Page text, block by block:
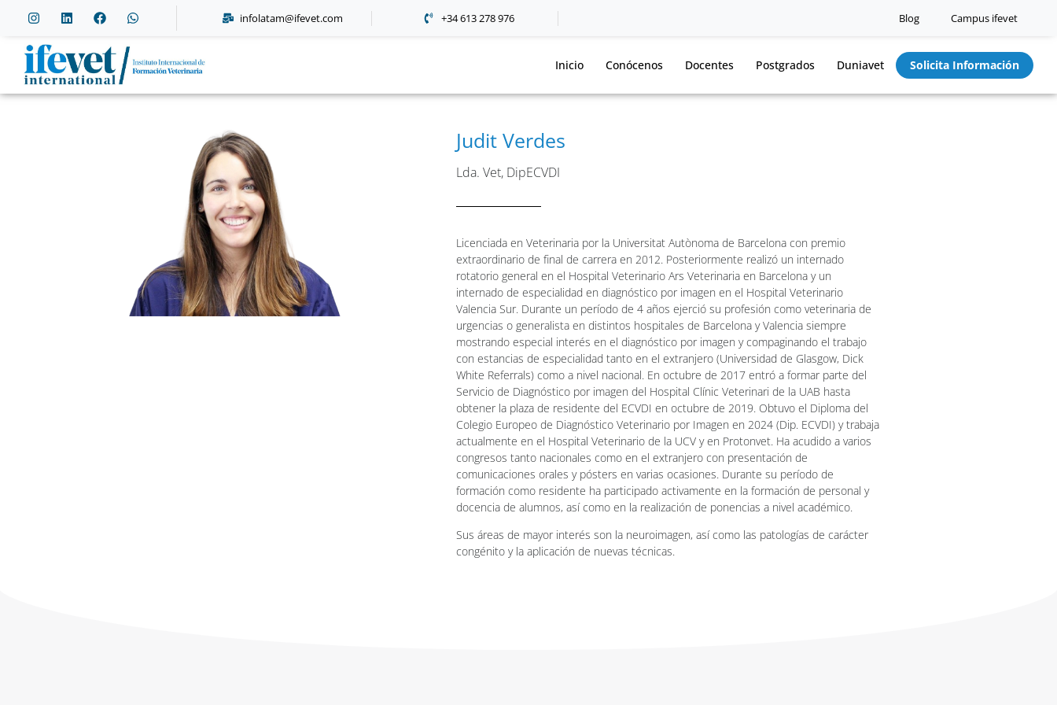
ifevet.com/latam
infolatam@ifevet.com +34 613 278 976 Blog Campus ifevet
Inicio Conócenos Docentes Postgrados Duniavet Solicita Información
Judit Verdes
Lda. Vet, DipECVDI
Licenciada en Veterinaria por la Universitat Autònoma de Barcelona con premio
extraordinario de final de carrera en 2012. Posteriormente realizó un internado
rotatorio general en el Hospital Veterinario Ars Veterinaria en Barcelona y un
internado de especialidad en diagnóstico por imagen en el Hospital Veterinario
Valencia Sur. Durante un período de 4 años ejerció su profesión como veterinaria de
urgencias o generalista en distintos hospitales de Barcelona y Valencia siempre
mostrando especial interés en el diagnóstico por imagen y compaginando el trabajo
con estancias de especialidad tanto en el extranjero (Universidad de Glasgow, Dick
White Referrals) como a nivel nacional. En octubre de 2017 entró a formar parte del
Servicio de Diagnóstico por imagen del Hospital Clínic Veterinari de la UAB hasta
obtener la plaza de residente del ECVDI en octubre de 2019. Obtuvo el Diploma del
Colegio Europeo de Diagnóstico Veterinario por Imagen en 2024 (Dip. ECVDI) y trabaja
actualmente en el Hospital Veterinario de la UCV y en Protonvet. Ha acudido a varios
congresos tanto nacionales como en el extranjero con presentación de
comunicaciones orales y pósters en varias ocasiones. Durante su período de
formación como residente ha participado activamente en la formación de personal y
docencia de alumnos, así como en la realización de ponencias a nivel académico.
Sus áreas de mayor interés son la neuroimagen, así como las patologías de carácter
congénito y la aplicación de nuevas técnicas.